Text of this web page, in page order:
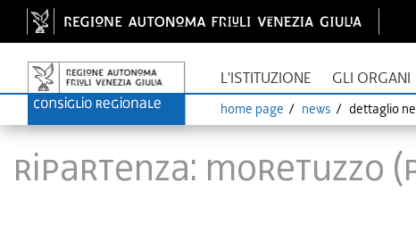
L'ISTITUZIONE GLI ORGANI
home page news dettaglio
Ripartenza: Moretuzzo